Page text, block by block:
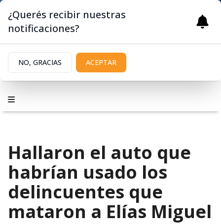
Hallaron el auto que
habrían usado los
delincuentes que
mataron a Elías Miguel
¿Querés recibir nuestras
notificaciones?
NO, GRACIAS ACEPTAR